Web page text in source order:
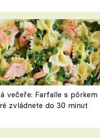
večeře: Farfalle s pórkem
zvládnete do 30 minut